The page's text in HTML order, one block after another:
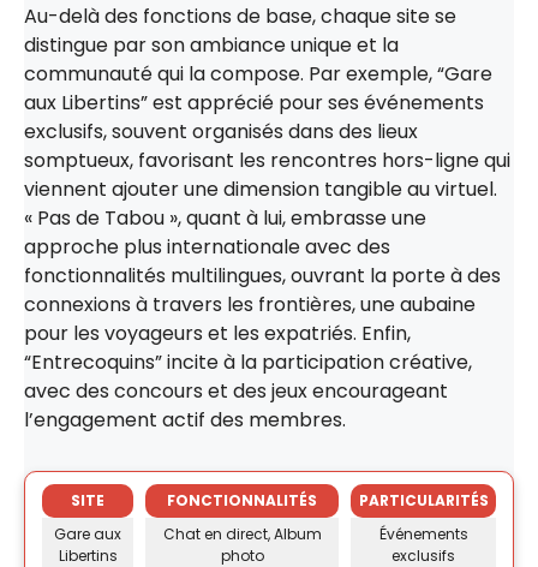
Au-delà des fonctions de base, chaque site se
distingue par son ambiance unique et la
communauté qui la compose. Par exemple, “Gare
aux Libertins” est apprécié pour ses événements
exclusifs, souvent organisés dans des lieux
somptueux, favorisant les rencontres hors-ligne qui
viennent ajouter une dimension tangible au virtuel.
« Pas de Tabou », quant à lui, embrasse une
approche plus internationale avec des
fonctionnalités multilingues, ouvrant la porte à des
connexions à travers les frontières, une aubaine
pour les voyageurs et les expatriés. Enfin,
“Entrecoquins” incite à la participation créative,
avec des concours et des jeux encourageant
l’engagement actif des membres.
SITE FONCTIONNALITÉS
PARTICULARITÉS
Gare aux
Libertins
Chat en direct, Album
photo
Événements
exclusifs